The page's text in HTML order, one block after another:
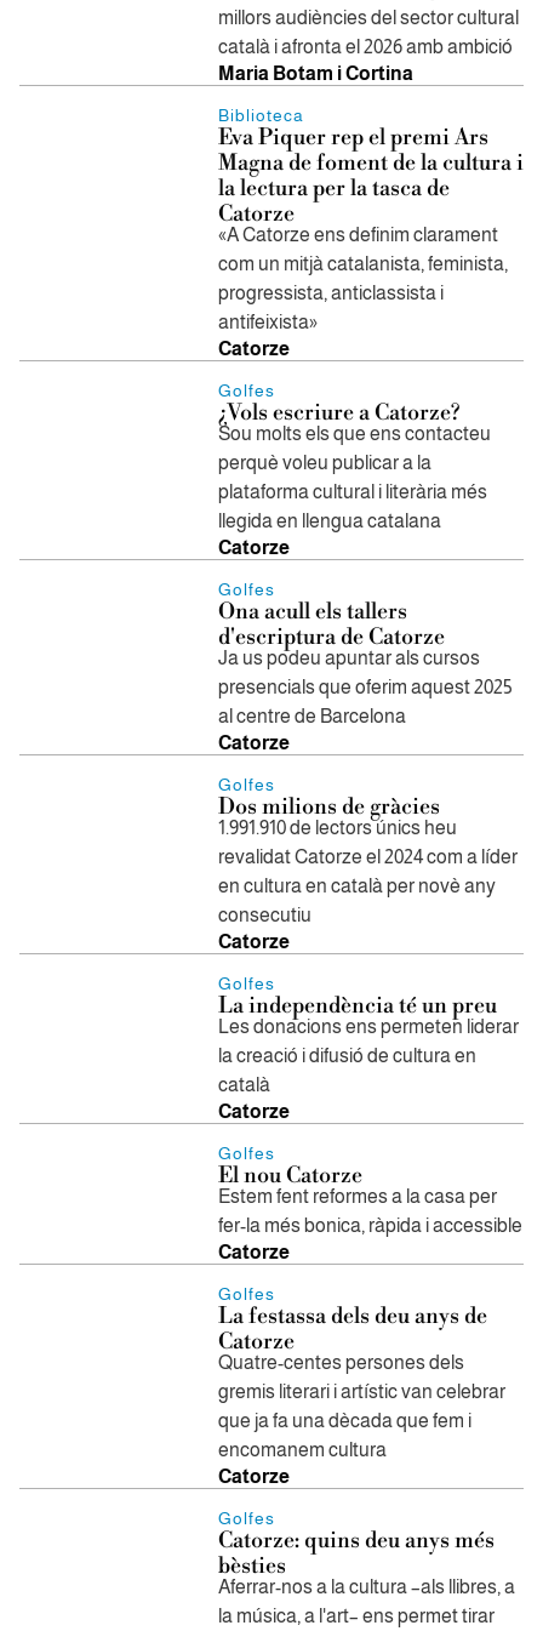
millors audiències del sector cultural
català i afronta el 2026 amb ambició
Maria Botam i Cortina
Biblioteca
Eva Piquer rep el premi Ars
Magna de foment de la cultura i
la lectura per la tasca de
Catorze
«A Catorze ens definim clarament
com un mitjà catalanista, feminista,
progressista, anticlassista i
antifeixista»
Catorze
Golfes
¿Vols escriure a Catorze?
Sou molts els que ens contacteu
perquè voleu publicar a la
plataforma cultural i literària més
llegida en llengua catalana
Catorze
Golfes
Ona acull els tallers
d'escriptura de Catorze
Ja us podeu apuntar als cursos
presencials que oferim aquest 2025
al centre de Barcelona
Catorze
Golfes
Dos milions de gràcies
1.991.910 de lectors únics heu
revalidat Catorze el 2024 com a líder
en cultura en català per novè any
consecutiu
Catorze
Golfes
La independència té un preu
Les donacions ens permeten liderar
la creació i difusió de cultura en
català
Catorze
Golfes
El nou Catorze
Estem fent reformes a la casa per
fer-la més bonica, ràpida i accessible
Catorze
Golfes
La festassa dels deu anys de
Catorze
Quatre-centes persones dels
gremis literari i artístic van celebrar
que ja fa una dècada que fem i
encomanem cultura
Catorze
Golfes
Catorze: quins deu anys més
bèsties
Aferrar-nos a la cultura –als llibres, a
la música, a l'art– ens permet tirar